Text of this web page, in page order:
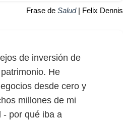
Frase de Salud| Felix Dennis
de inversión de
He
desde cero y
millones de mi
- por qué iba a